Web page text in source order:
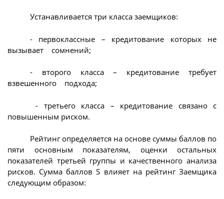
Устанавливается три класса заемщиков:
- первоклассные – кредитование которых не
вызывает сомнений;
- второго класса – кредитование требует
взвешенного подхода;
- третьего класса – кредитование связано с
повышенным риском.
Рейтинг определяется на основе суммы баллов по
пяти основным показателям, оценки остальных
показателей третьей группы и качественного анализа
рисков. Сумма баллов S влияет на рейтинг Заемщика
следующим образом: